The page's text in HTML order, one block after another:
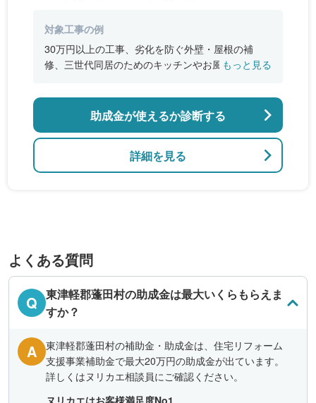
対象工事の例
30万円以上の工事、劣化を防ぐ外壁・屋根の補
修、三世代同居のためのキッチンやお風呂の増
もっと見る
詳細を見る
助成金が使えるか診断する
よくある質問
Q 東津軽郡蓬田村の助成金は最大いくらもらえま
すか？
A
東津軽郡蓬田村の補助金・助成金は、住宅リフォーム
支援事業補助金で最大20万円の助成金が出ています。
詳しくはヌリカエ相談員にご確認ください。